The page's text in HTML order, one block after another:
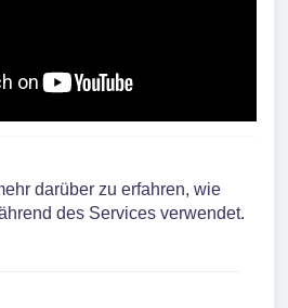
darüber zu erfahren, wie
des Services verwendet.